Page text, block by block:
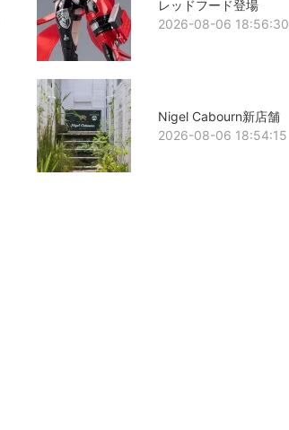
レッドフード登場
2026-08-06 18:56:30
Nigel Cabourn新店舗
2026-08-06 18:54:15